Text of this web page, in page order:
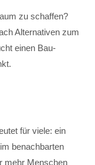
zu schaffen?
Alternativen zum
einen Bau-
für viele: ein
benachbarten
mehr Menschen